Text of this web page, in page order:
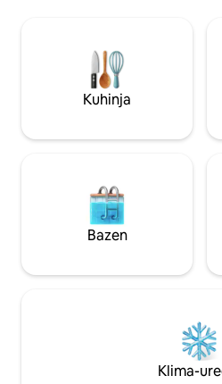
koja nudimo upravo ovdje na
na tartufe, svijet pčela i još
Kuhinja
Bazen
Klima-